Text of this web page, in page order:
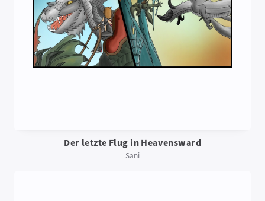
Der letzte Flug in Heavensward
Sani